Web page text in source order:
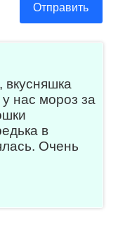
Отправить
вкусняшка
нас мороз за
в
Очень